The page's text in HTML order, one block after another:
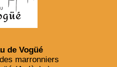
de Vogüé
marronniers